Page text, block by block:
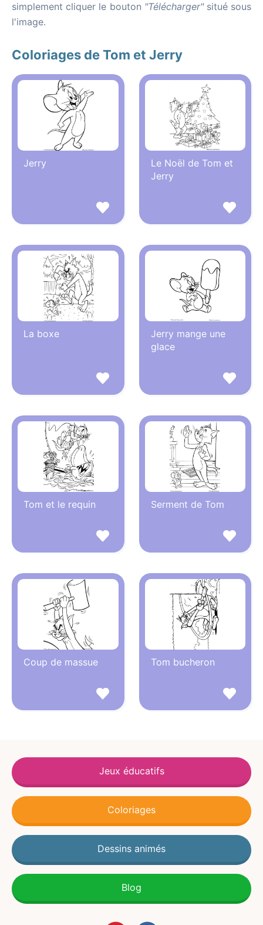
simplement cliquer le bouton "Télécharger"situé sous
l'image.
Coloriages de Tom et Jerry
Jerry
Le Noël de Tom et
Jerry
La boxe
Jerry mange une
glace
Tom et le requin Serment de Tom
Coup de massue Tom bucheron
Jeux éducatifs
Coloriages
Dessins animés
Blog